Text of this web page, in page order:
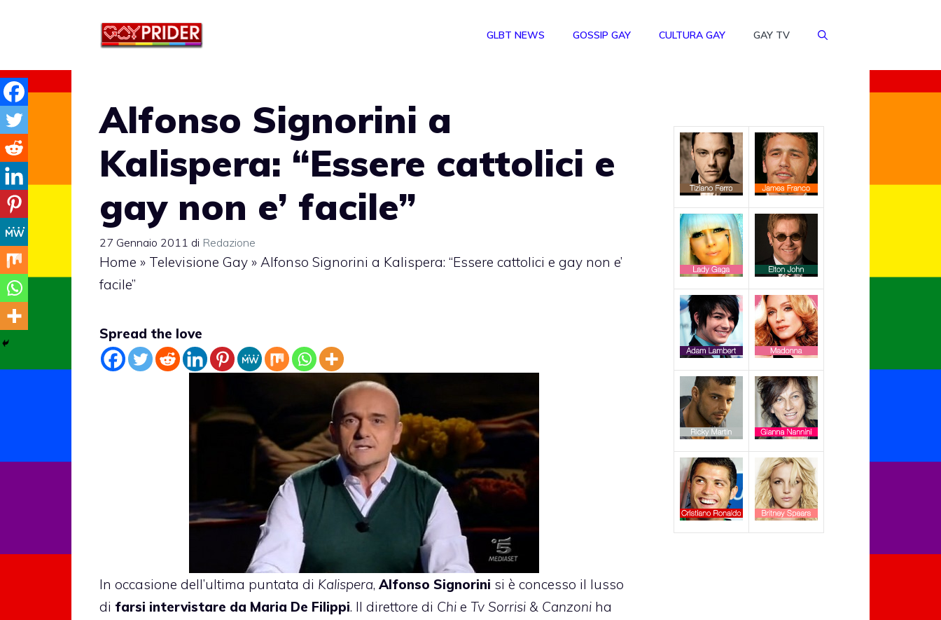
GLBT NEWS GOSSIP GAY CULTURA GAY GAY TV
Alfonso Signorini a
Kalispera: “Essere cattolici e
gay non e’ facile”
27 Gennaio 2011 di Redazione
Home » Televisione Gay » Alfonso Signorini a Kalispera: “Essere cattolici e gay non e’
facile”
Spread the love
In occasione dell’ultima puntata di Kalispera, Alfonso Signorini si è concesso il lusso
di farsi intervistare da Maria De Filippi. Il direttore di Chi e Tv Sorrisi & Canzoni ha